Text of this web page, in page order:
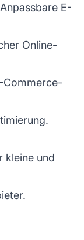
E-
Online-
Commerce-
kleine und